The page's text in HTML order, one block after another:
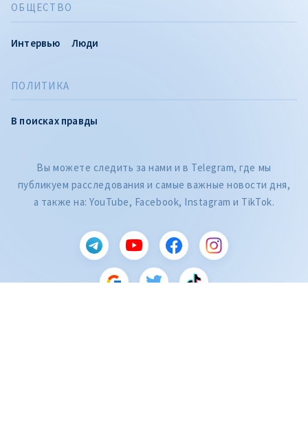
ПОЛИТИКА
В поисках правды
ОБЩЕСТВО
Интервью Люди
Вы можете следить за нами и в Telegram, где мы
публикуем расследования и самые важные новости дня,
а также на: YouTube, Facebook, Instagram и TikTok.
Citește articolul